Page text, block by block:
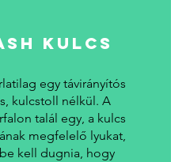
KULCS
egy távirányítós
kulcstoll nélkül. A
talál egy, a kulcs
megfelelő lyukat,
kell dugnia, hogy